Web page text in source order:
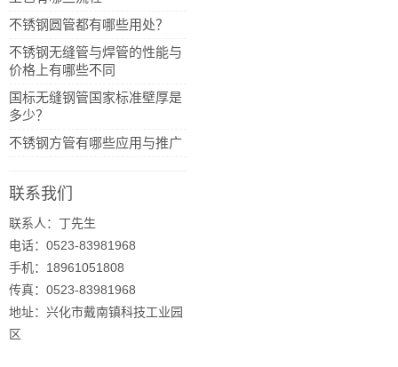
不锈钢圆管都有哪些用处？
不锈钢无缝管与焊管的性能与
价格上有哪些不同
国标无缝钢管国家标准壁厚是
多少？
不锈钢方管有哪些应用与推广
联系我们
联系人：丁先生
电话：0523-83981968
手机：18961051808
传真：0523-83981968
地址：兴化市戴南镇科技工业园
区